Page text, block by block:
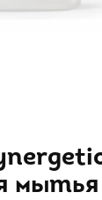
мытья